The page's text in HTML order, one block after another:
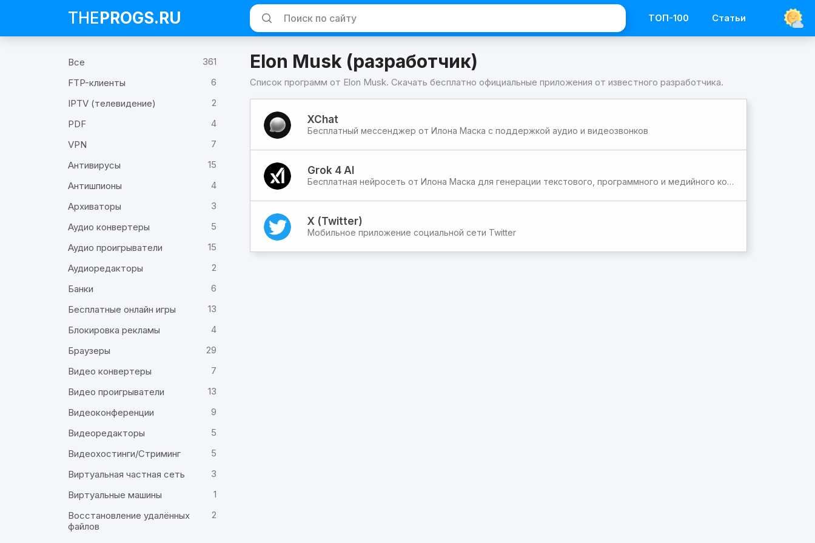
THEPROGS.RU ТОП-100 Статьи
Elon Musk (разработчик)
Список программ от Elon Musk. Скачать бесплатно официальные приложения от известного разработчика.
Elon
Musk
(разработчик)
XChat
Бесплатный мессенджер от Илона Маска с поддержкой аудио и видеозвонков
Grok 4 AI
Бесплатная нейросеть от Илона Маска для генерации текстового, программного и медийного контента
X (Twitter)
Мобильное приложение социальной сети Twitter
Все
361
FTP-клиенты
6
IPTV (телевидение)
2
PDF
4
VPN
7
Антивирусы
15
Антишпионы
4
Архиваторы
3
Аудио конвертеры
5
Аудио проигрыватели
15
Аудиоредакторы
2
Банки
6
Бесплатные онлайн игры
13
Блокировка рекламы
4
Браузеры
29
Видео конвертеры
7
Видео проигрыватели
13
Видеоконференции
9
Видеоредакторы
5
Видеохостинги/Стриминг
5
Виртуальная частная сеть
3
Виртуальные машины
1
Восстановление удалённых
файлов
2